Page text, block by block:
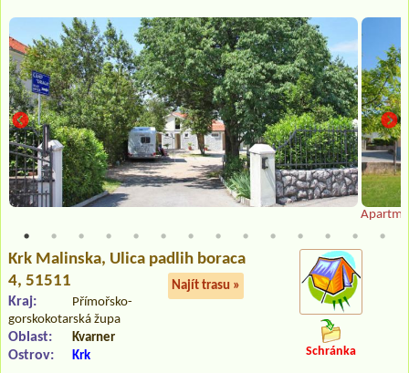
Krk Malinska, Ulica padlih boraca
4, 51511
Najít trasu »
Kraj:
Přímořsko-
gorskokotarská župa
Oblast: Kvarner
Ostrov: Krk Schránka